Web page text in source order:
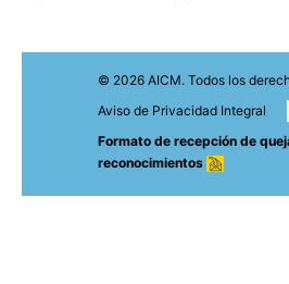
© 2026 AICM. Todos los
Aviso de Privacidad Integral
Formato de recepción de
reconocimientos